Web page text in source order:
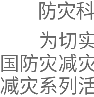
防灾
为切
国防灾减
减灾系列